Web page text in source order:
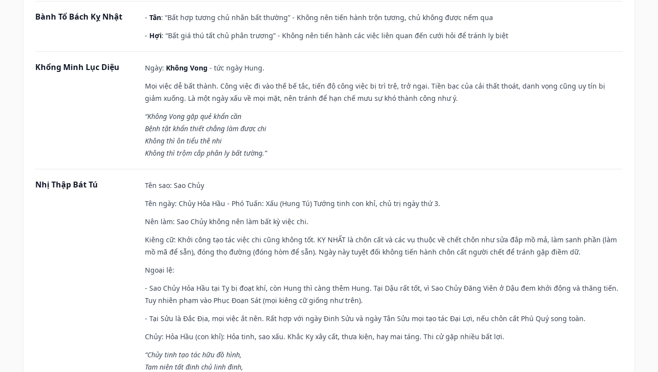
Bành Tổ Bách Kỵ Nhật - Tân: “Bất hợp tương chủ nhân bất thường” - Không nên tiến hành trộn tương, chủ không được nếm qua
- Hợi: “Bất giá thú tất chủ phân trương” - Không nên tiến hành các việc liên quan đến cưới hỏi để tránh ly biệt
Khổng Minh Lục Diệu Ngày: Không Vong - tức ngày Hung.
Mọi việc dễ bất thành. Công việc đi vào thế bế tắc, tiến độ công việc bị trì trệ, trở ngại. Tiền bạc của cải thất thoát, danh vọng cũng uy tín bị
giảm xuống. Là một ngày xấu về mọi mặt, nên tránh để hạn chế mưu sự khó thành công như ý.
“Không Vong gặp quẻ khẩn cần
Bệnh tật khẩn thiết chẳng làm được chi
Không thì ôn tiểu thê nhi
Không thì trộm cắp phân ly bất tường.”
Nhị Thập Bát Tú Tên sao: Sao Chủy
Tên ngày: Chủy Hỏa Hầu - Phó Tuấn: Xấu (Hung Tú) Tướng tinh con khỉ, chủ trị ngày thứ 3.
Nên làm: Sao Chủy không nên làm bất kỳ việc chi.
Kiêng cữ: Khởi công tạo tác việc chi cũng không tốt. KỴ NHẤT là chôn cất và các vụ thuộc về chết chôn như sửa đắp mồ mả, làm sanh phần (làm
mồ mã để sẵn), đóng thọ đường (đóng hòm để sẵn). Ngày này tuyệt đối không tiến hành chôn cất người chết để tránh gặp điềm dữ.
Ngoại lệ:
- Sao Chủy Hỏa Hầu tại Tỵ bị đoạt khí, còn Hung thì càng thêm Hung. Tại Dậu rất tốt, vì Sao Chủy Đăng Viên ở Dậu đem khởi động và thăng tiến.
Tuy nhiên phạm vào Phục Đoạn Sát (mọi kiêng cữ giống như trên).
- Tại Sửu là Đắc Địa, mọi việc ắt nên. Rất hợp với ngày Đinh Sửu và ngày Tân Sửu mọi tạo tác Đại Lợi, nếu chôn cất Phú Quý song toàn.
Chủy: Hỏa Hầu (con khỉ): Hỏa tinh, sao xấu. Khắc Kỵ xây cất, thưa kiện, hay mai táng. Thi cử gặp nhiều bất lợi.
“Chủy tinh tạo tác hữu đồ hình,
Tam niên tất đinh chủ linh đinh,